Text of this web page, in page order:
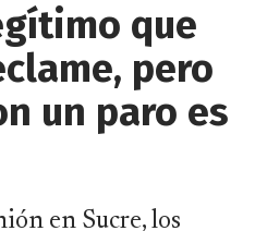
que
pero
un paro es
en Sucre, los